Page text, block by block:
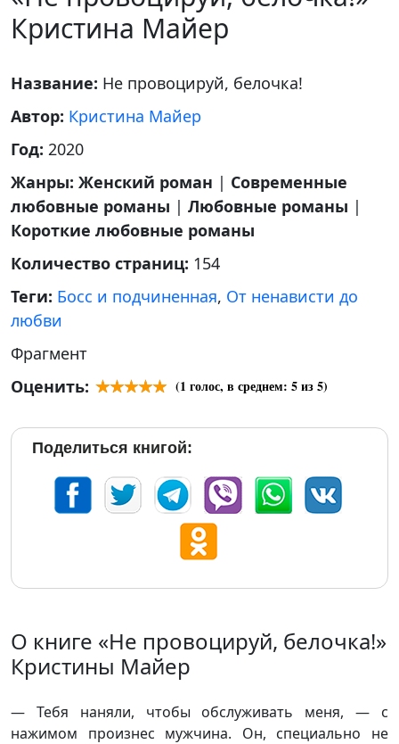
Кристина Майер
Название: Не провоцируй, белочка!
Автор: Кристина Майер
Год: 2020
Жанры: Женский роман | Современные
любовные романы | Любовные романы |
Короткие любовные романы
Количество страниц: 154
Теги: Босс и подчиненная, От ненависти до
любви
Фрагмент
Оценить:
(1 голос, в среднем: 5из 5)
Поделиться книгой:
О книге «Не провоцируй, белочка!»
Кристины Майер
— Тебя наняли, чтобы обслуживать меня, — с
нажимом произнес мужчина. Он, специально не